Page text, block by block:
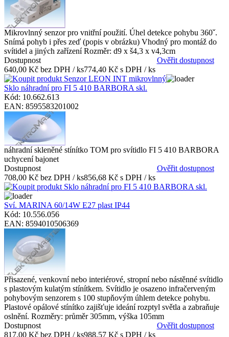
Mikrovlnný senzor pro vnitřní použití. Úhel detekce pohybu 360ˇ.
Snímá pohyb i přes zeď (popis v obrázku) Vhodný pro montáž do
svítidel a jiných zařízení Rozměr: d9 x š4,3 x v4,3cm
Dostupnost
Ověřit dostupnost
640,00 Kč bez DPH / ks774,40 Kč s DPH / ks
Sklo náhradní pro FI 5 410 BARBORA skl.
Kód: 10.662.613
EAN: 8595583201002
náhradní skleněné stínítko TOM pro svítidlo FI 5 410 BARBORA
uchycení bajonet
Dostupnost
Ověřit dostupnost
708,00 Kč bez DPH / ks856,68 Kč s DPH / ks
Sví. MARINA 60/14W E27 plast IP44
Kód: 10.556.056
EAN: 8594010506369
Přisazené, venkovní nebo interiérové, stropní nebo nástěnné svítidlo
s plastovým kulatým stínítkem. Svítidlo je osazeno infračerveným
pohybovým senzorem s 100 stupňovým úhlem detekce pohybu.
Plastové opálové stínítko zajišťuje ideání rozptyl světla a zabraňuje
oslnění. Rozměry: průměr 305mm, výška 105mm
Dostupnost
Ověřit dostupnost
817,00 Kč bez DPH / ks988,57 Kč s DPH / ks